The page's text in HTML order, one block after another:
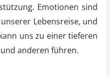
Emotionen sind
Lebensreise, und
uns zu einer tieferen
anderen führen.